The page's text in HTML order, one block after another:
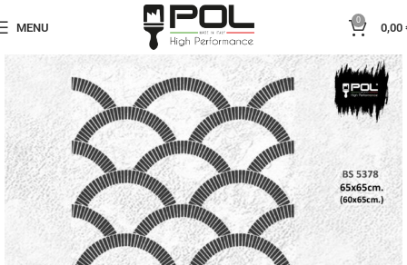
MENU
0
0,00